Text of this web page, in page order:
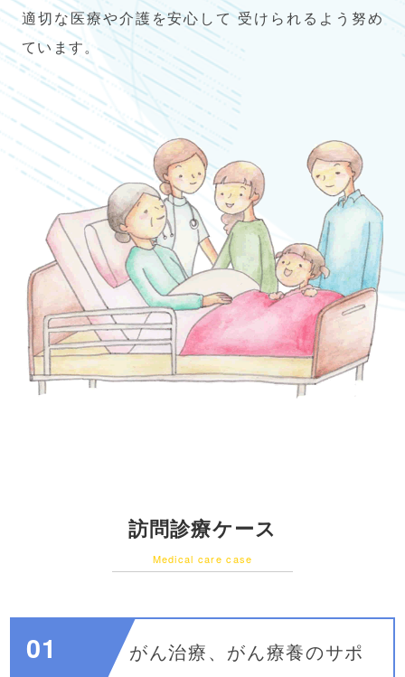
適切な医療や介護を安心して 受けられるよう努め
ています。
訪問診療ケース
Medical care case
01
がん治療、がん療養のサポ